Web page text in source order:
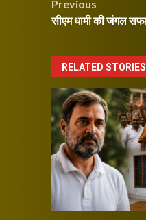
Post
Previous
सीएम धामी की जंगल
RELATED STORIES